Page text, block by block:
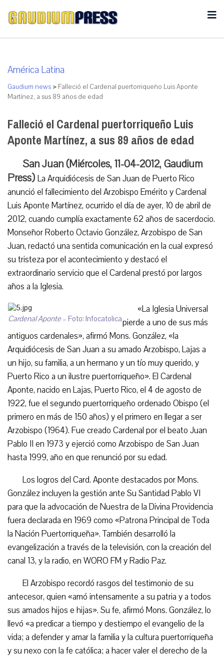
América Latina
Gaudium news > Falleció el Cardenal puertorriqueño Luis Aponte
Martínez, a sus 89 años de edad
Falleció el Cardenal puertorriqueño Luis
Aponte Martínez, a sus 89 años de edad
San Juan (Miércoles, 11-04-2012, Gaudium
Press) La Arquidiócesis de San Juan de Puerto Rico
anunció el fallecimiento del Arzobispo Emérito y Cardenal
Luis Aponte Martínez, ocurrido el día de ayer, 10 de abril de
2012, cuando cumplía exactamente 62 años de sacerdocio.
Monseñor Roberto Octavio González, Arzobispo de San
Juan, redactó una sentida comunicación en la cual expresó
su tristeza por el acontecimiento y destacó el
extraordinario servicio que el Cardenal prestó por largos
años a la Iglesia.
Cardenal Aponte – Foto: Infocatolica
«La Iglesia Universal
pierde a uno de sus más
antiguos cardenales», afirmó Mons. González, «la
Arquidiócesis de San Juan a su amado Arzobispo, Lajas a
un hijo, su familia, a un hermano y un tío muy querido, y
Puerto Rico a un ilustre puertorriqueño». El Cardenal
Aponte, nacido en Lajas, Puerto Rico, el 4 de agosto de
1922, fue el segundo puertorriqueño ordenado Obispo (el
primero en más de 150 años) y el primero en llegar a ser
Arzobispo (1964). Fue creado Cardenal por el beato Juan
Pablo II en 1973 y ejerció como Arzobispo de San Juan
hasta 1999, año en que renunció por su edad.
Los logros del Card. Aponte destacados por Mons.
González incluyen la gestión ante Su Santidad Pablo VI
para que la advocación de Nuestra de la Divina Providencia
fuera declarada en 1969 como «Patrona Principal de Toda
la Nación Puertorriqueña». También desarrolló la
evangelización a través de la televisión, con la creación del
canal 13, y la radio, en WORO FM y Radio Paz.
El Arzobispo recordó rasgos del testimonio de su
antecesor, quien «amó intensamente a su patria y a todos
sus amados hijos e hijas». Su fe, afirmó Mons. González, lo
llevó «a predicar a tiempo y destiempo el evangelio de la
vida; a defender y amar la familia y la cultura puertorriqueña
y su nexo con la fe católica; a hacer valer el derecho de la